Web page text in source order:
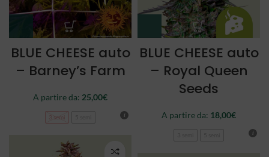
BLUE CHEESE auto
– Barney’s Farm
A partire da: 25,00€
3 semi
BLUE CHEESE auto
– Royal Queen
Seeds
A partire da: 18,00€